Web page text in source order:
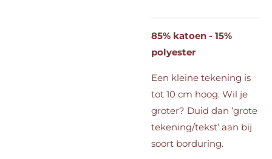
85% katoen - 15%
polyester
Een kleine tekening is
tot 10 cm hoog. Wil je
groter? Duid dan ‘grote
tekening/tekst’ aan bij
soort borduring.